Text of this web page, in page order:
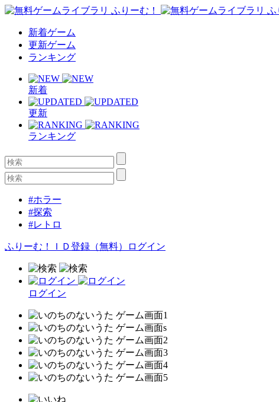
新着ゲーム
更新ゲーム
ランキング
新着
更新
ランキング
#ホラー
#探索
#レトロ
ふりーむ！ＩＤ登録（無料） ログイン
ログイン